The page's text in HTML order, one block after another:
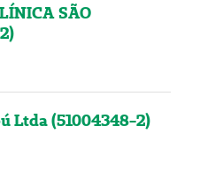
SÃO
Ltda (51004348-2)